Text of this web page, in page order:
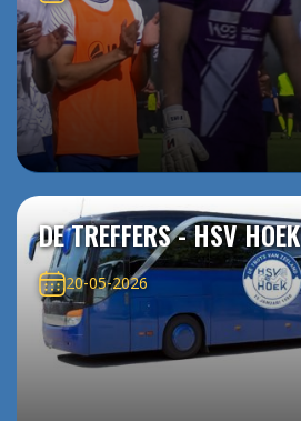
DE TREFFERS - HSV HOEK
20-05-2026